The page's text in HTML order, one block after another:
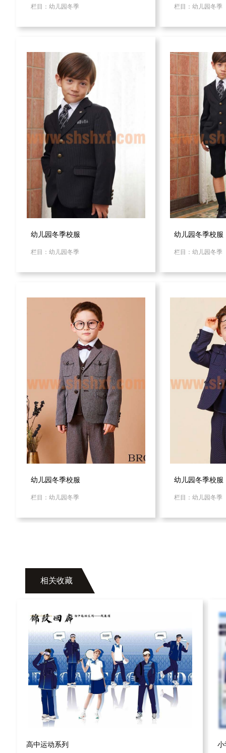
栏目：幼儿园冬季 栏目：幼儿园冬季
幼儿园冬季校服
栏目：幼儿园冬季
幼儿园冬季校服
栏目：幼儿园冬季
幼儿园冬季校服
栏目：幼儿园冬季
幼儿园冬季校服
栏目：幼儿园冬季
相关收藏
高中运动系列 小